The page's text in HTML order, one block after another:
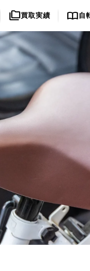
folder_copy買取実績 import_contacts自